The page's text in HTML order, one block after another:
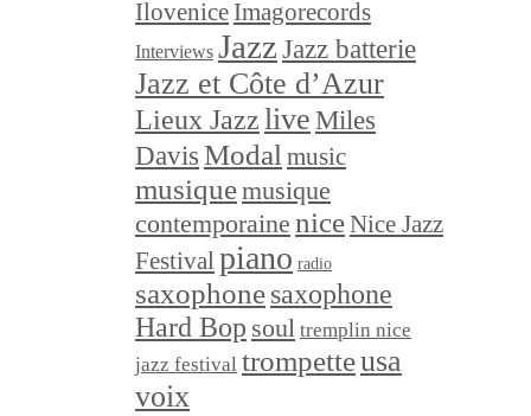
Ilovenice Imagorecords
Interviews Jazz Jazz batterie
Jazz et Côte d’Azur
Lieux Jazzlive Miles
Davis Modal music
musiquemusique
contemporaine niceNice Jazz
Festivalpiano radio
saxophonesaxophone
Hard Bop soul tremplin nice
jazz festival trompetteusa
voix